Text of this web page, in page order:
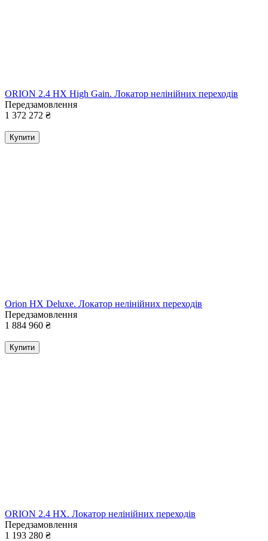
ORION 2.4 HX High Gain. Локатор нелінійних переходів
Передзамовлення
1 372 272 ₴
Купити
Orion HX Deluxe. Локатор нелінійних переходів
Передзамовлення
1 884 960 ₴
Купити
ORION 2.4 HX. Локатор нелінійних переходів
Передзамовлення
1 193 280 ₴